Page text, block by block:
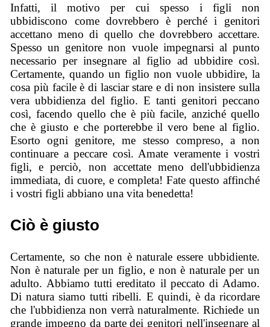
Infatti, il motivo per cui spesso i figli non
ubbidiscono come dovrebbero è perché i genitori
accettano meno di quello che dovrebbero accettare.
Spesso un genitore non vuole impegnarsi al punto
necessario per insegnare al figlio ad ubbidire così.
Certamente, quando un figlio non vuole ubbidire, la
cosa più facile è di lasciar stare e di non insistere sulla
vera ubbidienza del figlio. E tanti genitori peccano
così, facendo quello che è più facile, anziché quello
che è giusto e che porterebbe il vero bene al figlio.
Esorto ogni genitore, me stesso compreso, a non
continuare a peccare così. Amate veramente i vostri
figli, e perciò, non accettate meno dell'ubbidienza
immediata, di cuore, e completa! Fate questo affinché
i vostri figli abbiano una vita benedetta!
Ciò è giusto
Certamente, so che non è naturale essere ubbidiente.
Non è naturale per un figlio, e non è naturale per un
adulto. Abbiamo tutti ereditato il peccato di Adamo.
Di natura siamo tutti ribelli. E quindi, è da ricordare
che l'ubbidienza non verrà naturalmente. Richiede un
grande impegno da parte dei genitori nell'insegnare al